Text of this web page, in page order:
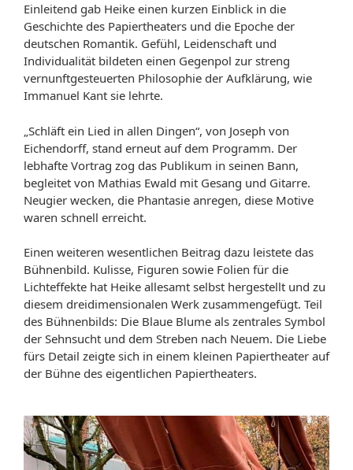
Einleitend gab Heike einen kurzen Einblick in die
Geschichte des Papiertheaters und die Epoche der
deutschen Romantik. Gefühl, Leidenschaft und
Individualität bildeten einen Gegenpol zur streng
vernunftgesteuerten Philosophie der Aufklärung, wie
Immanuel Kant sie lehrte.
„Schläft ein Lied in allen Dingen“, von Joseph von
Eichendorff, stand erneut auf dem Programm. Der
lebhafte Vortrag zog das Publikum in seinen Bann,
begleitet von Mathias Ewald mit Gesang und Gitarre.
Neugier wecken, die Phantasie anregen, diese Motive
waren schnell erreicht.
Einen weiteren wesentlichen Beitrag dazu leistete das
Bühnenbild. Kulisse, Figuren sowie Folien für die
Lichteffekte hat Heike allesamt selbst hergestellt und zu
diesem dreidimensionalen Werk zusammengefügt. Teil
des Bühnenbilds: Die Blaue Blume als zentrales Symbol
der Sehnsucht und dem Streben nach Neuem. Die Liebe
fürs Detail zeigte sich in einem kleinen Papiertheater auf
der Bühne des eigentlichen Papiertheaters.